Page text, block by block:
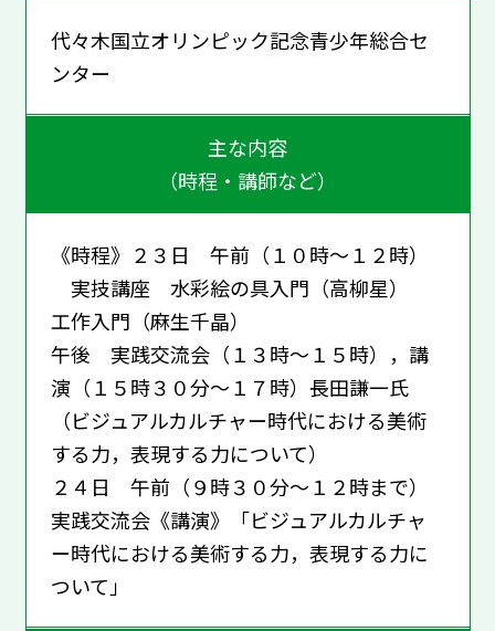
代々木国立オリンピック記念青少年総合セ
ンター
主な内容
（時程・講師など）
《時程》２３日 午前（１０時～１２時）
実技講座 水彩絵の具入門（高柳星）
工作入門（麻生千晶）
午後 実践交流会（１３時～１５時），講
演（１５時３０分～１７時）長田謙一氏
（ビジュアルカルチャー時代における美術
する力，表現する力について）
２４日 午前（９時３０分～１２時まで）
実践交流会《講演》
「ビジュアルカルチャ
ー時代における美術する力，表現する力に
ついて」